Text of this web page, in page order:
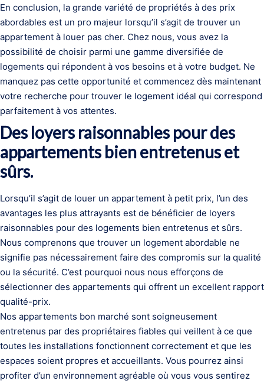
En conclusion, la grande variété de propriétés à des prix
abordables est un pro majeur lorsqu’il s’agit de trouver un
appartement à louer pas cher. Chez nous, vous avez la
possibilité de choisir parmi une gamme diversifiée de
logements qui répondent à vos besoins et à votre budget. Ne
manquez pas cette opportunité et commencez dès maintenant
votre recherche pour trouver le logement idéal qui correspond
parfaitement à vos attentes.
Des loyers raisonnables pour des
appartements bien entretenus et
sûrs.
Lorsqu’il s’agit de louer un appartement à petit prix, l’un des
avantages les plus attrayants est de bénéficier de loyers
raisonnables pour des logements bien entretenus et sûrs.
Nous comprenons que trouver un logement abordable ne
signifie pas nécessairement faire des compromis sur la qualité
ou la sécurité. C’est pourquoi nous nous efforçons de
sélectionner des appartements qui offrent un excellent rapport
qualité-prix.
Nos appartements bon marché sont soigneusement
entretenus par des propriétaires fiables qui veillent à ce que
toutes les installations fonctionnent correctement et que les
espaces soient propres et accueillants. Vous pourrez ainsi
profiter d’un environnement agréable où vous vous sentirez